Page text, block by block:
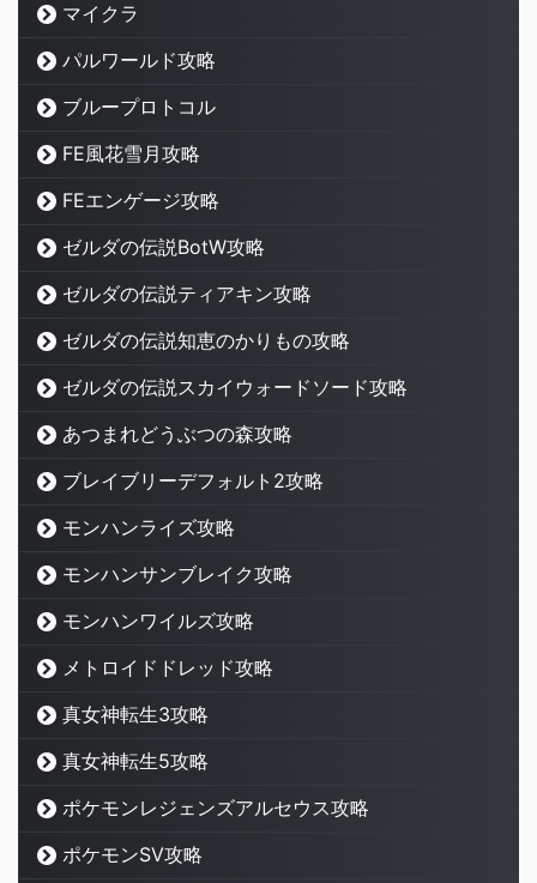
マイクラ
パルワールド攻略
ブループロトコル
FE風花雪月攻略
FEエンゲージ攻略
ゼルダの伝説BotW攻略
ゼルダの伝説ティアキン攻略
ゼルダの伝説知恵のかりもの攻略
ゼルダの伝説スカイウォードソード攻略
あつまれどうぶつの森攻略
ブレイブリーデフォルト2攻略
モンハンライズ攻略
モンハンサンブレイク攻略
モンハンワイルズ攻略
メトロイドドレッド攻略
真女神転生3攻略
真女神転生5攻略
ポケモンレジェンズアルセウス攻略
ポケモンSV攻略